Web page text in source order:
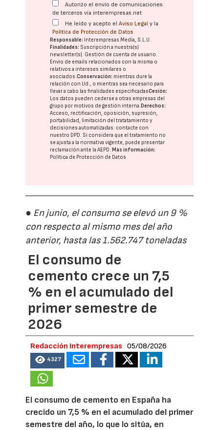
Autorizo el envío de comunicaciones
de terceros vía interempresas.net
He leído y acepto elAviso Legal y la
Política de Protección de Datos
Responsable: Interempresas Media, S.L.U.
Finalidades: Suscripción a nuestra(s)
newsletter(s). Gestión de cuenta de usuario.
Envío de emails relacionados con la misma o
relativos a intereses similares o
asociados.Conservación: mientras dure la
relación con Ud., o mientras sea necesario para
llevar a cabo las finalidades especificadasCesión:
Los datos pueden cederse a otras empresas del
grupo por motivos de gestión interna. Derechos:
Acceso, rectificación, oposición, supresión,
portabilidad, limitación del tratatamiento y
decisiones automatizadas: contacte con
nuestro DPD. Si considera que el tratamiento no
se ajusta a la normativa vigente, puede presentar
reclamación ante laAEPD. Más información:
Política de Protección de Datos
● En junio, el consumo se elevó un 9 %
con respecto al mismo mes del año
anterior, hasta las 1.562.747 toneladas
El consumo de
cemento crece un 7,5
% en el acumulado del
primer semestre de
2026
Redacción Interempresas 05/08/2026
4327
El consumo de cemento en España ha
crecido un 7,5 % en el acumulado del primer
semestre del año, lo que lo sitúa, en